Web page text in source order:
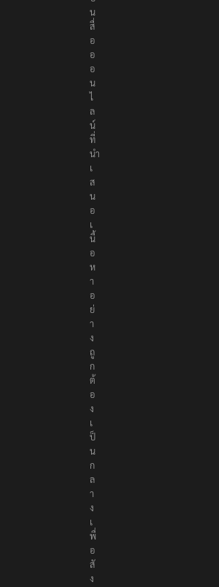
เ
ป็
น
สื่
อ
อ
อ
น
ไ
ล
น์
ที่
นำ
เ
ส
น
อ
เ
นื้
อ
ห
า
อ
ย่
า
ง
ถู
ก
ต้
อ
ง
เ
ป็
น
ก
ล
า
ง
เ
พื่
อ